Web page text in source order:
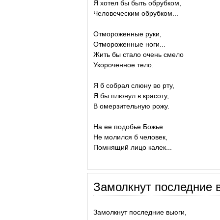
Я хотел бы быть обрубком,
Человеческим обрубком...
Отмороженные руки,
Отмороженные ноги...
Жить бы стало очень смело
Укороченное тело.
Я б собрал слюну во рту,
Я бы плюнул в красоту,
В омерзительную рожу.
На ее подобье Божье
Не молился б человек,
Помнящий лицо калек...
Замолкнут последние
Замолкнут последние вьюги,